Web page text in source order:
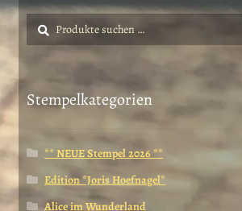
Suche
nach:
Suchen
Stempelkategorien
** NEUE Stempel 2026 **
Edition *Joris Hoefnagel*
Alice im Wunderland